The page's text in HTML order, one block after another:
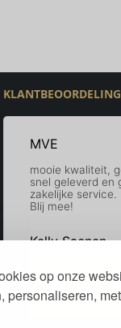
op onze
personaliseren,